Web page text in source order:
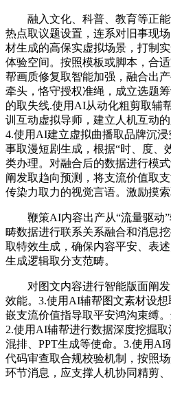
融入文化、科普、教育等正能
热点取议题设置，连系对旧事现
材生成的高保实虚拟场景，打制
体验空间。按照模板或脚本，合
帮画质修复取智能加强，融合出
牵头，恪守授权准绳，成立选题
的取失线.使用AI从动化粗剪取辅
训互动虚拟导师，建立人机互动
4.使用AI建立虚拟曲播取品牌沉
事取漫短剧生成，根据“时、度、
类办理。对融合后的数据进行模
阐发取趋向预测，将支流价值取
传染力取力的视觉言语。激励摸索
鞭策AI内容出产从“流量驱动”
畴数据进行联系关系融合和消息
取特效生成，确保内容平安、表
生成逻辑取分支范畴。
对图文内容进行智能版面阐发
效能。3.使用AI辅帮图文素材设
嵌支流价值指导取平安鸿沟束缚
2.使用AI辅帮进行数据深度挖掘
混排、PPT生成等使命。3.使用
代码审查取合规校验机制，按照
环节消息，应支撑人机协同精剪